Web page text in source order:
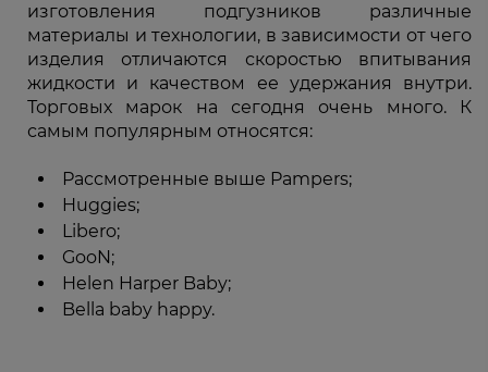
изготовления подгузников различные
материалы и технологии, в зависимости от чего
изделия отличаются скоростью впитывания
жидкости и качеством ее удержания внутри.
Торговых марок на сегодня очень много. К
самым популярным относятся:
Рассмотренные выше Pampers;
Huggies;
Libero;
GooN;
Helen Harper Baby;
Bella baby happy.